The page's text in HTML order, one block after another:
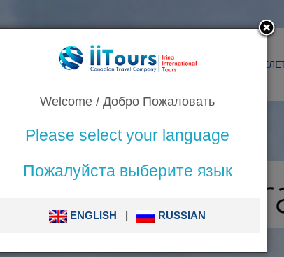
Welcome / Добро Пожаловать
Please select your language
Пожалуйста выберите язык
ENGLISH | RUSSIAN
РАСПИСАНИЕ СЕЗОННЫЕ ТУРЫ